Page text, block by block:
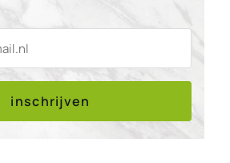
inschrijven